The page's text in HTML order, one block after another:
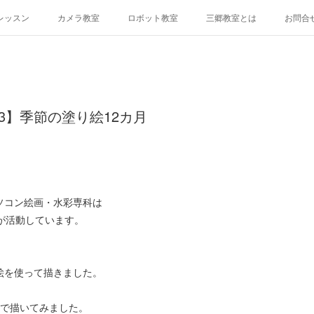
ッスン カメラ教室 ロボット教室 三郷教室とは お問合
季節の塗り絵12カ月
ン絵画・水彩専科は
動しています。
使って描きました。
描いてみました。